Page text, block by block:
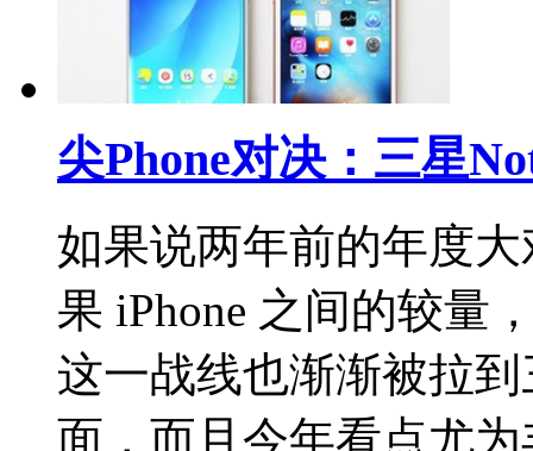
尖Phone对决：三星
如果说两年前的年度
果 iPhone 之间的较量
这一战线也渐渐被拉
面，而且今年看点尤